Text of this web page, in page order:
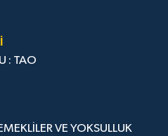
: TAO
VE YOKSULLUK